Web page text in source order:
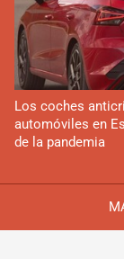
Los coches
automóviles en
de la pandemia